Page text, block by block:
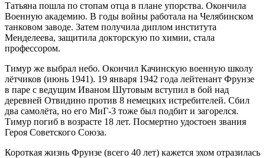
Татьяна пошла по стопам отца в плане упорства. Окончила
Военную академию. В годы войны работала на Челябинском
танковом заводе. Затем получила диплом института
Менделеева, защитила докторскую по химии, стала
профессором.
Тимур же выбрал небо. Окончил Качинскую военную школу
лётчиков (июнь 1941). 19 января 1942 года лейтенант Фрунзе
в паре с ведущим Иваном Шутовым вступил в бой над
деревней Отвидино против 8 немецких истребителей. Сбил
два самолёта, но его МиГ-3 тоже был подбит и загорелся.
Тимур погиб в возрасте 18 лет. Посмертно удостоен звания
Героя Советского Союза.
Короткая жизнь Фрунзе (всего 40 лет) кажется эхом отразилась